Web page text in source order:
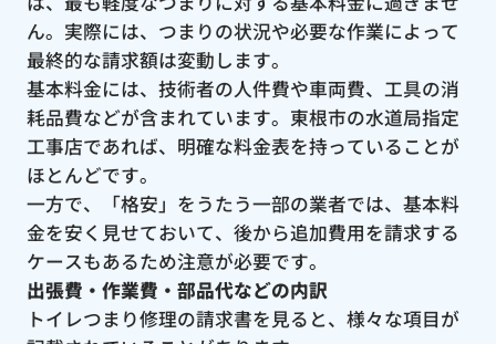
ん。実際には、つまりの状況や必要な作業によって
最終的な請求額は変動します。
基本料金には、技術者の人件費や車両費、工具の消
耗品費などが含まれています。東根市の水道局指定
工事店であれば、明確な料金表を持っていることが
ほとんどです。
一方で、「格安」をうたう一部の業者では、基本料
金を安く見せておいて、後から追加費用を請求する
ケースもあるため注意が必要です。
出張費・作業費・部品代などの内訳
トイレつまり修理の請求書を見ると、様々な項目が